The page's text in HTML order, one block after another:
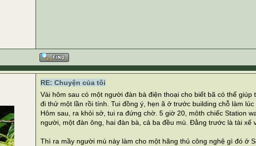
RE: Chuyện của tôi
Vài hôm sau có một người đàn bà điện thoại cho biết bã có thể
đi thử một lần rồi tính. Tui đồng ý, hẹn ã ở trước building chỗ làm lúc
Hôm sau, ra khỏi sở, tui ra đứng chờ. 5 giờ 20, môth chiếc Station
người, một đàn ông, hai đàn bà, cả ba đều mù. Đằng trước là tài xế
Thì ra mầy người mù này làm cho một hãng thủ công nghệ gì đó ở